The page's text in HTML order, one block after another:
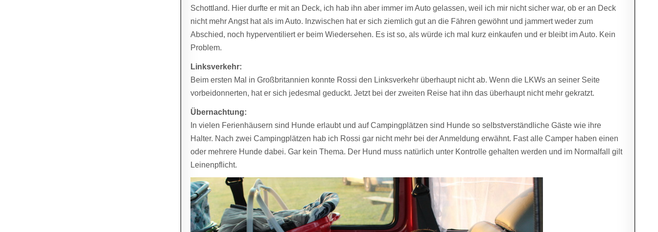
Schottland. Hier durfte er mit an Deck, ich hab ihn aber immer im Auto gelassen, weil ich mir nicht sicher war, ob er an Deck
nicht mehr Angst hat als im Auto. Inzwischen hat er sich ziemlich gut an die Fähren gewöhnt und jammert weder zum
Abschied, noch hyperventiliert er beim Wiedersehen. Es ist so, als würde ich mal kurz einkaufen und er bleibt im Auto. Kein
Problem.
Linksverkehr:
Beim ersten Mal in Großbritannien konnte Rossi den Linksverkehr überhaupt nicht ab. Wenn die LKWs an seiner Seite
vorbeidonnerten, hat er sich jedesmal geduckt. Jetzt bei der zweiten Reise hat ihn das überhaupt nicht mehr gekratzt.
Übernachtung:
In vielen Ferienhäusern sind Hunde erlaubt und auf Campingplätzen sind Hunde so selbstverständliche Gäste wie ihre
Halter. Nach zwei Campingplätzen hab ich Rossi gar nicht mehr bei der Anmeldung erwähnt. Fast alle Camper haben einen
oder mehrere Hunde dabei. Gar kein Thema. Der Hund muss natürlich unter Kontrolle gehalten werden und im Normalfall gilt
Leinenpflicht.